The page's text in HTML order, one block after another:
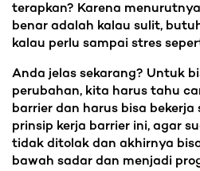
terapkan? Karena
benar adalah kalau sulit,
kalau perlu sampai stres
Anda jelas sekarang? Untuk
perubahan, kita harus tahu
barrier dan harus bisa bekerja
prinsip kerja barrier ini, agar
tidak ditolak dan akhirnya
bawah sadar dan menjadi